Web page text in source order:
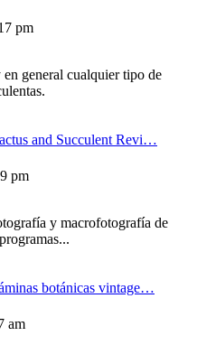
pm
general cualquier tipo de
and Succulent Revi…
pm
y macrofotografía de
botánicas vintage…
am